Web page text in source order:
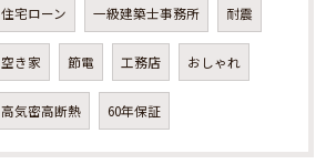
住宅ローン 一級建築士事務所 耐震
空き家 節電 工務店 おしゃれ
高気密高断熱 60年保証